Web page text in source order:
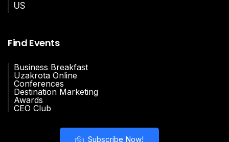
US
Find Events
Business Breakfast
Uzakrota Online
Conferences
Destination Marketing
Awards
CEO Club
Subscribe Now!